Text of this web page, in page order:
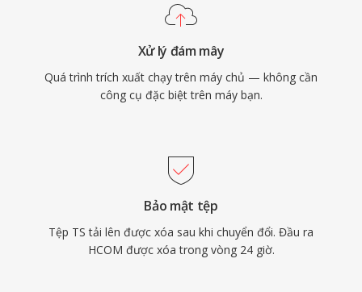
Xử lý đám mây
Quá trình trích xuất chạy trên máy chủ — không cần
công cụ đặc biệt trên máy bạn.
Bảo mật tệp
Tệp TS tải lên được xóa sau khi chuyển đổi. Đầu ra
HCOM được xóa trong vòng 24 giờ.